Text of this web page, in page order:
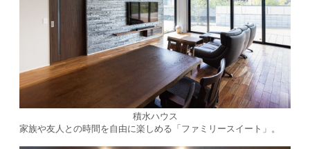
積水ハウス
家族や友人との時間を自由に楽しめる「ファミリースイート」。